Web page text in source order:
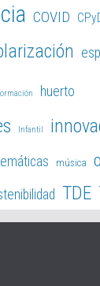
COVID
huerto
Infantil
música
TDE